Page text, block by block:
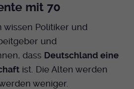
mit 70
wissen Politiker und
und
dass Deutschland eine
ist. Die Alten werden
weniger.